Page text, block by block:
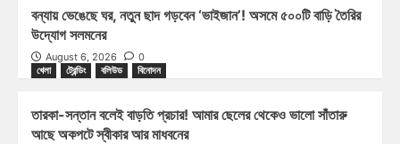
বন্যায় ভেঙেছে ঘর, নতুন ছাদ গড়বেন ‘ভাইজান’! অসমে ৫০০টি বাড়ি তৈরির
উদ্যোগ সলমনের
August 6, 2026
0
খেলা
ট্রেন্ডিং বলিউড বিনোদন
তারকা-সন্তান বলেই বাড়তি প্রচার! আমার ছেলের থেকেও ভালো সাঁতারু
আছে অকপটে স্বীকার আর মাধবনের